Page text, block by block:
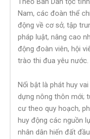
Nam, các đoàn thể
động về cơ sở, tập
pháp luật, nâng cao
động đoàn viên, hội
trào thi đua yêu nước.
Nổi bật là phát huy
dựng nông thôn mới;
cư theo quy hoạch,
huy động các nguồn
nhân dân hiến đất